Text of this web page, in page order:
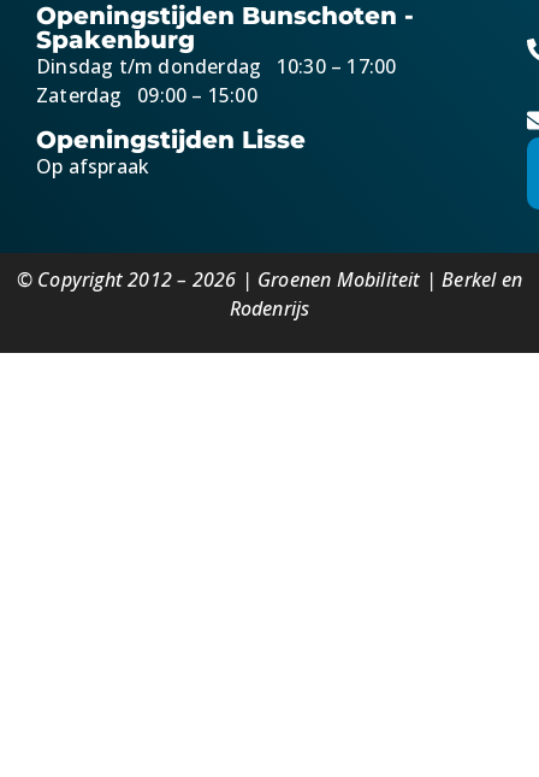
Openingstijden Bunschoten -
Spakenburg
Dinsdag t/m donderdag 10:30 – 17:00
Zaterdag 09:00 – 15:00
Openingstijden Lisse
Op afspraak
© Copyright 2012 – 2026 | Groenen Mobiliteit | Berkel en
Rodenrijs